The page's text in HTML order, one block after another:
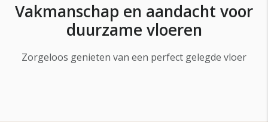
Vakmanschap en aandacht voor
duurzame vloeren
Zorgeloos genieten van een perfect gelegde vloer